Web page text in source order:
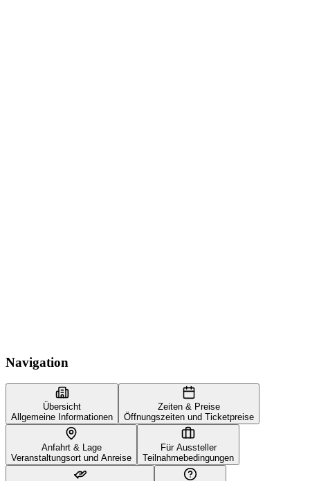
Navigation
Übersicht
Allgemeine Informationen
Zeiten & Preise
Öffnungszeiten und Ticketpreise
Anfahrt & Lage
Veranstaltungsort und Anreise
Für Aussteller
Teilnahmebedingungen